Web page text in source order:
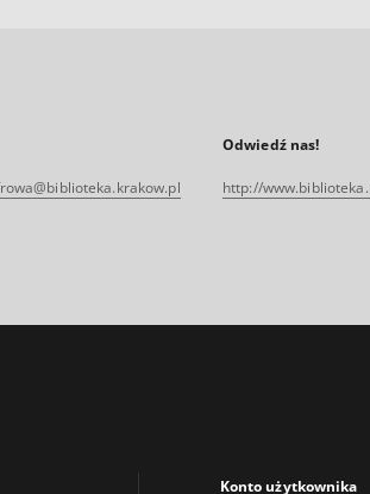
Odwiedź nas!
http://
Konto użytkownika